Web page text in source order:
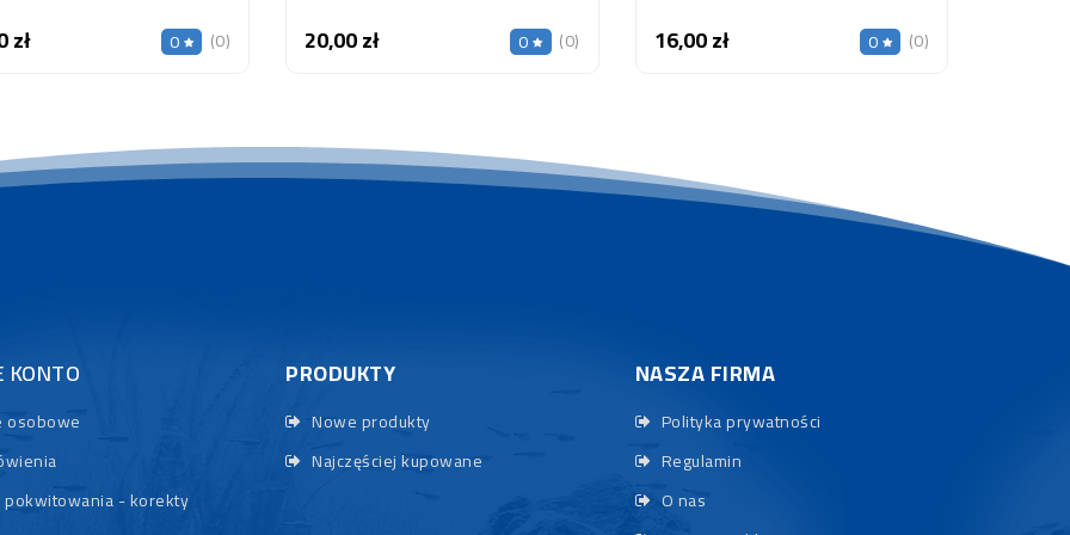
złCena 0 (0) 20,00 złCena 0 (0) 16,00 złCena 0 (0)
KONTO
osobowe
pokwitowania - korekty
PRODUKTY
Nowe produkty
Najczęściej kupowane
NASZA FIRMA
Polityka prywatności
Regulamin
O nas